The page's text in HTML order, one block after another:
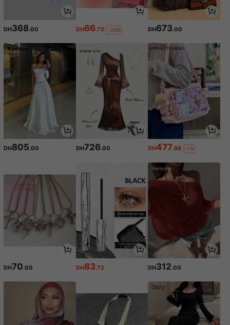
DH368.00 DH66.75 -24% DH673.00
DH805.00 DH726.00 DH477.88 -1%
DH70.00 DH83.72 DH312.00